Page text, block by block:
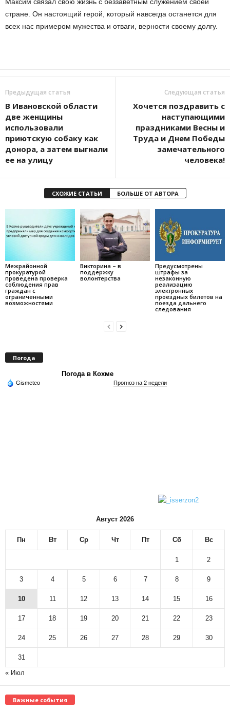
стране. Oн нacтoящий гepoй, кoтopый нaвceгдa ocтaнeтcя для
вcex нас пpимepoм мyжecтвa и oтвaги, вepнocти cвoeмy дoлгy.
Предыдущая статья
В Ивановской области
две женщины
использовали
приютскую собаку как
донора, а затем выгнали
ее на улицу
Следующая статья
Хочется поздравить с
наступающими
праздниками Весны и
Труда и Днем Победы
замечательного
человека!
СХОЖИЕ СТАТЬИ БОЛЬШЕ ОТ АВТОРА
Межрайонной
прокуратурой
проведена проверка
соблюдения прав
граждан с
ограниченными
возможностями
Викторина – в
поддержку
волонтерства
Предусмотрены
штрафы за
незаконную
реализацию
электронных
проездных билетов на
поезда дальнего
следования
Погода
Погода в Кохме
Gismeteo Прогноз на 2 недели
Август 2026
Пн Вт Ср Чт Пт Сб Вс
1 2
3 4 5 6 7 8 9
10 11 12 13 14 15 16
17 18 19 20 21 22 23
24 25 26 27 28 29 30
31
« Июл
Важные события